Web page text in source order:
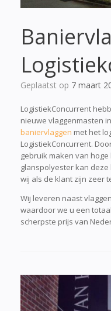
Geplaatst op 7 maart
LogistiekConcurrent
nieuwe vlaggenmasten
baniervlaggen met het
LogistiekConcurrent.
gebruik maken van
glanspolyester kan
wij als de klant zijn zeer
Wij leveren naast
waardoor we u een
scherpste prijs van